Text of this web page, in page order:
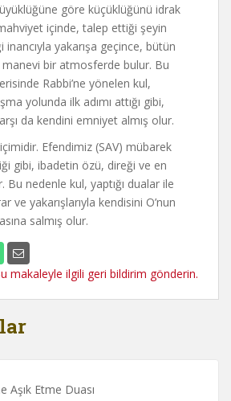
göre küçüklüğünü idrak
içinde, talep ettiği şeyin
yakarışa geçince, bütün
bir atmosferde bulur. Bu
Rabbi’ne yönelen kul,
yolunda ilk adımı attığı gibi,
da kendini emniyet almış olur.
Efendimiz (SAV) mübarek
gibi, ibadetin özü, direği ve en
Bu nedenle kul, yaptığı dualar ile
ve yakarışlarıyla kendisini O’nun
salmış olur.
makaleyle ilgili geri bildirim gönderin.
Aşık Etme Duası